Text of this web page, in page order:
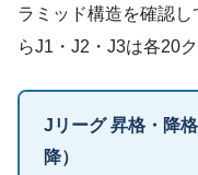
ラミッド構造を確認
らJ1・J2・J3は各20
Jリーグ 昇格・降
降）